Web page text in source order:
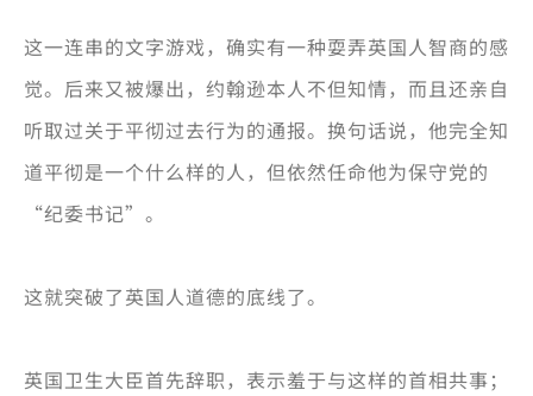
这一连串的文字游戏，确实有一种耍弄英国人智商的感
觉。后来又被爆出，约翰逊本人不但知情，而且还亲自
听取过关于平彻过去行为的通报。换句话说，他完全知
道平彻是一个什么样的人，但依然任命他为保守党的
“纪委书记”。
这就突破了英国人道德的底线了。
英国卫生大臣首先辞职，表示羞于与这样的首相共事；